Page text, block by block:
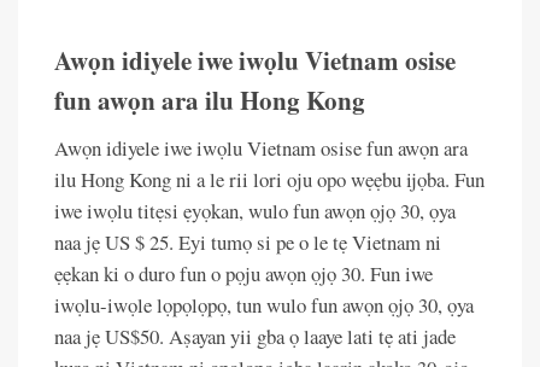
Awọn idiyele iwe iwọlu Vietnam osise
fun awọn ara ilu Hong Kong
Awọn idiyele iwe iwọlu Vietnam osise fun awọn ara
ilu Hong Kong ni a le rii lori oju opo wẹẹbu ijọba. Fun
iwe iwọlu titẹsi ẹyọkan, wulo fun awọn ọjọ 30, ọya
naa jẹ US $ 25. Eyi tumọ si pe o le tẹ Vietnam ni
ẹẹkan ki o duro fun o pọju awọn ọjọ 30. Fun iwe
iwọlu-iwọle lọpọlọpọ, tun wulo fun awọn ọjọ 30, ọya
naa jẹ US$50. Aṣayan yii gba ọ laaye lati tẹ ati jade